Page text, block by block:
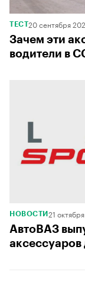
ТЕСТ20 сентября
Зачем эти
водители в
НОВОСТИ 21
АвтоВАЗ
аксессуаров